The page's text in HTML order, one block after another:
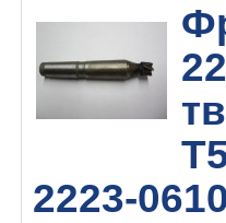
2223-